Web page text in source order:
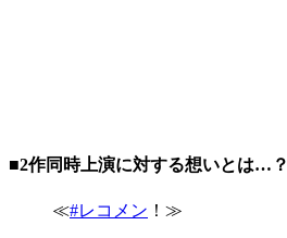
■2作同時上演に対する想いとは…？
≪#レコメン ！≫